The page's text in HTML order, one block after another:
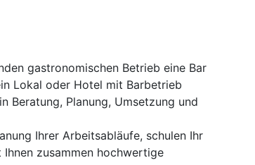
gastronomischen Betrieb eine Bar
Lokal oder Hotel mit Barbetrieb
Beratung, Planung, Umsetzung und
Ihrer Arbeitsabläufe, schulen Ihr
zusammen hochwertige